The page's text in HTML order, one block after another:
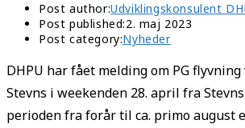
Post author:Udviklingskonsulent
Post published:2. maj 2023
Post category:Nyheder
DHPU har fået melding om PG
Stevns i weekenden 28. april fra
perioden fra forår til ca. primo august